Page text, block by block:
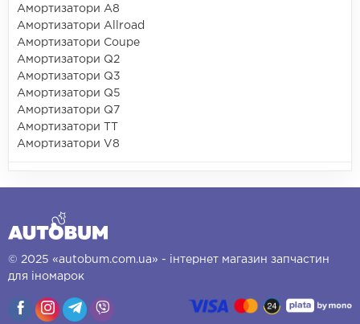
Амортизатори A8
Амортизатори Allroad
Амортизатори Coupe
Амортизатори Q2
Амортизатори Q3
Амортизатори Q5
Амортизатори Q7
Амортизатори TT
Амортизатори V8
© 2025 «autobum.com.ua» - інтернет магазин запчастин
для іномарок